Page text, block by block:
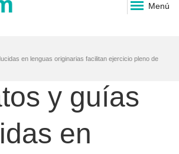
Menú
en lenguas originarias facilitan ejercicio pleno de
y guías
en